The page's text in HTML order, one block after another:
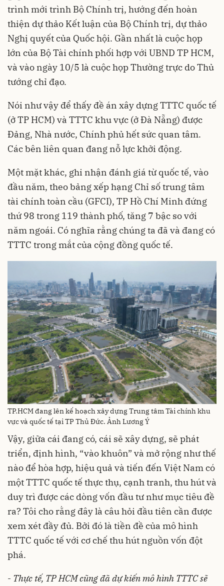
trình mới trình Bộ Chính trị, hướng đến hoàn
thiện dự thảo Kết luận của Bộ Chính trị, dự thảo
Nghị quyết của Quốc hội. Gần nhất là cuộc họp
lớn của Bộ Tài chính phối hợp với UBND TP HCM,
và vào ngày 10/5 là cuộc họp Thường trực do Thủ
tướng chỉ đạo.
Nói như vậy để thấy đề án xây dựng TTTC quốc tế
(ở TP HCM) và TTTC khu vực (ở Đà Nẵng) được
Đảng, Nhà nước, Chính phủ hết sức quan tâm.
Các bên liên quan đang nỗ lực khởi động.
Một mặt khác, ghi nhận đánh giá từ quốc tế, vào
đầu năm, theo bảng xếp hạng Chỉ số trung tâm
tài chính toàn cầu (GFCI), TP Hồ Chí Minh đứng
thứ 98 trong 119 thành phố, tăng 7 bậc so với
năm ngoái. Có nghĩa rằng chúng ta đã và đang có
TTTC trong mắt của cộng đồng quốc tế.
TP.HCM đang lên kế hoạch xây dựng Trung tâm Tài chính khu
vực và quốc tế tại TP Thủ Đức. Ảnh Lương Ý
Vậy, giữa cái đang có, cái sẽ xây dựng, sẽ phát
triển, định hình, “vào khuôn” và mở rộng như thế
nào để hòa hợp, hiệu quả và tiến đến Việt Nam có
một TTTC quốc tế thực thụ, cạnh tranh, thu hút và
duy trì được các dòng vốn đầu tư như mục tiêu đề
ra? Tôi cho rằng đây là câu hỏi đầu tiên cần được
xem xét đầy đủ. Bởi đó là tiền đề của mô hình
TTTC quốc tế với cơ chế thu hút nguồn vốn đột
phá.
- Thực tế, TP HCM cũng đã dự kiến mô hình TTTC sẽ